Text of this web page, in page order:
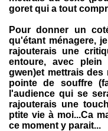
goret qui a tout
Pour donner un
qu'étant ménagere,
rajouterais une
entoure, avec plein
gwen)et mettrais
pointe de souffre
l'audience qui se
rajouterais une
ptite vie à moi...Ca
ce moment y parait...